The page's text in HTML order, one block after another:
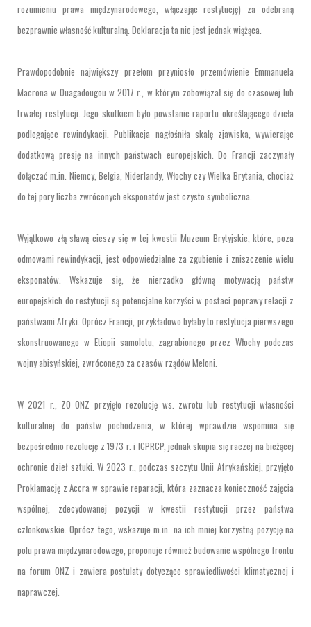
rozumieniu prawa międzynarodowego, włączając restytucję) za odebraną
bezprawnie własność kulturalną. Deklaracja ta nie jest jednak wiążąca.
Prawdopodobnie największy przełom przyniosło przemówienie Emmanuela
Macrona w Ouagadougou w 2017 r., w którym zobowiązał się do czasowej lub
trwałej restytucji. Jego skutkiem było powstanie raportu określającego dzieła
podlegające rewindykacji. Publikacja nagłośniła skalę zjawiska, wywierając
dodatkową presję na innych państwach europejskich. Do Francji zaczynały
dołączać m.in. Niemcy, Belgia, Niderlandy, Włochy czy Wielka Brytania, chociaż
do tej pory liczba zwróconych eksponatów jest czysto symboliczna.
Wyjątkowo złą sławą cieszy się w tej kwestii Muzeum Brytyjskie, które, poza
odmowami rewindykacji, jest odpowiedzialne za zgubienie i zniszczenie wielu
eksponatów. Wskazuje się, że nierzadko główną motywacją państw
europejskich do restytucji są potencjalne korzyści w postaci poprawy relacji z
państwami Afryki. Oprócz Francji, przykładowo byłaby to restytucja pierwszego
skonstruowanego w Etiopii samolotu, zagrabionego przez Włochy podczas
wojny abisyńskiej, zwróconego za czasów rządów Meloni.
W 2021 r., ZO ONZ przyjęło rezolucję ws. zwrotu lub restytucji własności
kulturalnej do państw pochodzenia, w której wprawdzie wspomina się
bezpośrednio rezolucję z 1973 r. i ICPRCP, jednak skupia się raczej na bieżącej
ochronie dzieł sztuki. W 2023 r., podczas szczytu Unii Afrykańskiej, przyjęto
Proklamację z Accra w sprawie reparacji, która zaznacza konieczność zajęcia
wspólnej, zdecydowanej pozycji w kwestii restytucji przez państwa
członkowskie. Oprócz tego, wskazuje m.in. na ich mniej korzystną pozycję na
polu prawa międzynarodowego, proponuje również budowanie wspólnego frontu
na forum ONZ i zawiera postulaty dotyczące sprawiedliwości klimatycznej i
naprawczej.